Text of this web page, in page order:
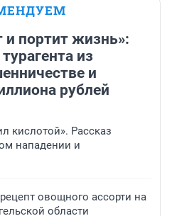
и портит жизнь»:
из
и
рублей
кислотой». Рассказ
нападении и
овощного ассорти на
области